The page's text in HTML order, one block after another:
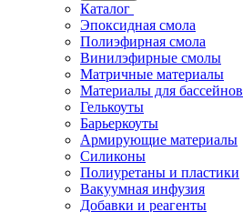
Каталог
Эпоксидная смола
Полиэфирная смола
Винилэфирные смолы
Матричные материалы
Материалы для бассейнов
Гелькоуты
Барьеркоуты
Армирующие материалы
Силиконы
Полиуретаны и пластики
Вакуумная инфузия
Добавки и реагенты